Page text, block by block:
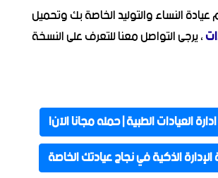
عيادة النساء والتوليد الخاصة بك وتحميل
، يرجى التواصل معنا للتعرف على النسخة
العيادات الطبية | حمله مجانا الآن!
الذكية في نجاح عيادتك الخاصة